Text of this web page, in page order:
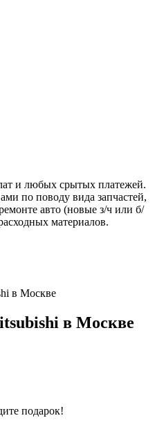
и любых срытых платежей.
по поводу вида запчастей,
авто (новые з/ч или б/
материалов.
в Москве
в Москве
подарок!